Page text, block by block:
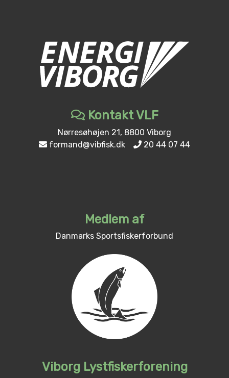
Kontakt VLF
Nørresøhøjen 21, 8800 Viborg
formand@vibfisk.dk
20 44 07 44
Medlem af
Danmarks Sportsfiskerforbund
Viborg Lystfiskerforening